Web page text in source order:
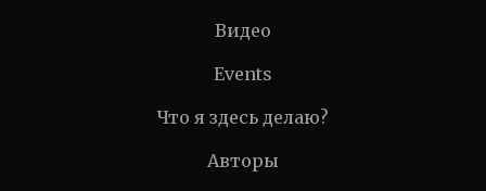
Видео
Events
Что я здесь делаю?
Авторы